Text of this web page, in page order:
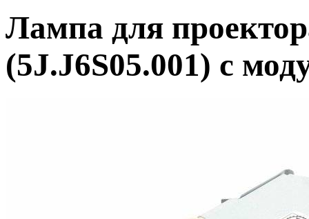
Лампа для
(5J.J6S05.001) с